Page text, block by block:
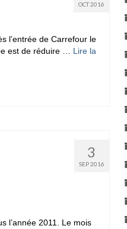
OCT 2016
l’entrée de Carrefour le
est de réduire … Lire la
3
SEP 2016
l’année 2011. Le mois